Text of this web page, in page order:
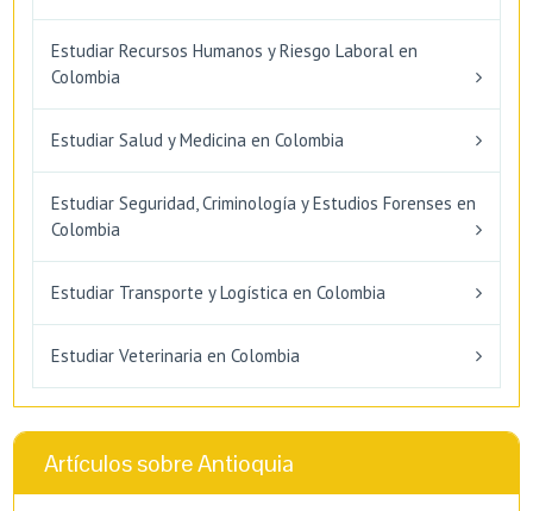
Estudiar Recursos Humanos y Riesgo Laboral en
Colombia
Estudiar Salud y Medicina en Colombia
Estudiar Seguridad, Criminología y Estudios Forenses en
Colombia
Estudiar Transporte y Logística en Colombia
Estudiar Veterinaria en Colombia
Artículos sobre Antioquia